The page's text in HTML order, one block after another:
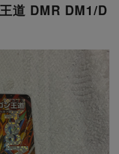
道 DMR DM1/D